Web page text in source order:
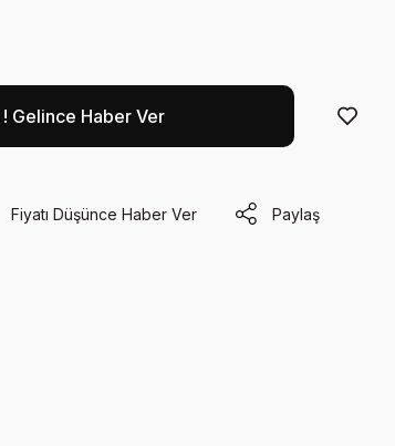
! Gelince Haber Ver
Fiyatı Düşünce Haber Ver Paylaş